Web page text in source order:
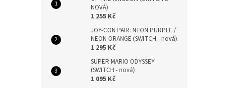
NOVÁ)
1 255 Kč
JOY-CON PAIR: NEON PURPLE /
NEON ORANGE (SWITCH - nová)
1 295 Kč
SUPER MARIO ODYSSEY
(SWITCH - nová)
1 095 Kč